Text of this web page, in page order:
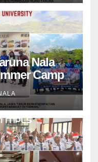
Nala
Camp
Taiwan